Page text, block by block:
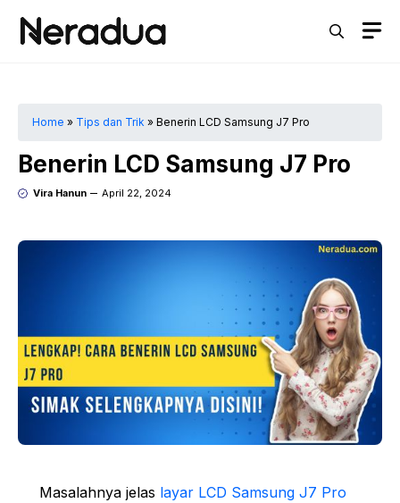
Home » Tips dan Trik » Benerin LCD Samsung J7 Pro
Benerin LCD Samsung J7 Pro
Vira Hanun April 22, 2024
Masalahnya jelas layar LCD Samsung J7 Pro